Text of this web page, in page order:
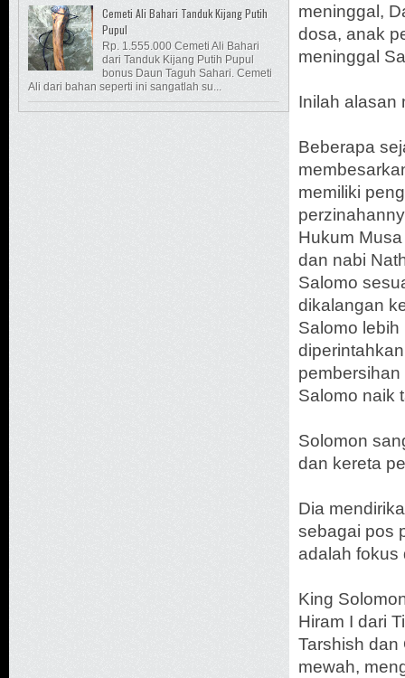
meninggal,
dosa, anak
meninggal
Inilah alasan
Beberapa
memiliki
Hukum
dan nabi
Salomo
dikalangan
Salomo
Salomo naik
Solomon
dan kereta
Dia
sebagai pos
adalah fokus
King
Hiram I dari
Tarshish dan
mewah,
Cemeti Ali Bahari Tanduk Kijang Putih
Pupul
Rp. 1.555.000 Cemeti Ali Bahari
dari Tanduk Kijang Putih Pupul
bonus Daun Taguh Sahari. Cemeti
Ali dari bahan seperti ini sangatlah su...